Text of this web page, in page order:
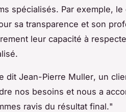
spécialisés. Par exemple,
sa transparence et son
leur capacité à
dit Jean-Pierre Muller, un
nos besoins et nous a
ravis du résultat final."